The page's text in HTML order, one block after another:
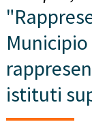
istituti